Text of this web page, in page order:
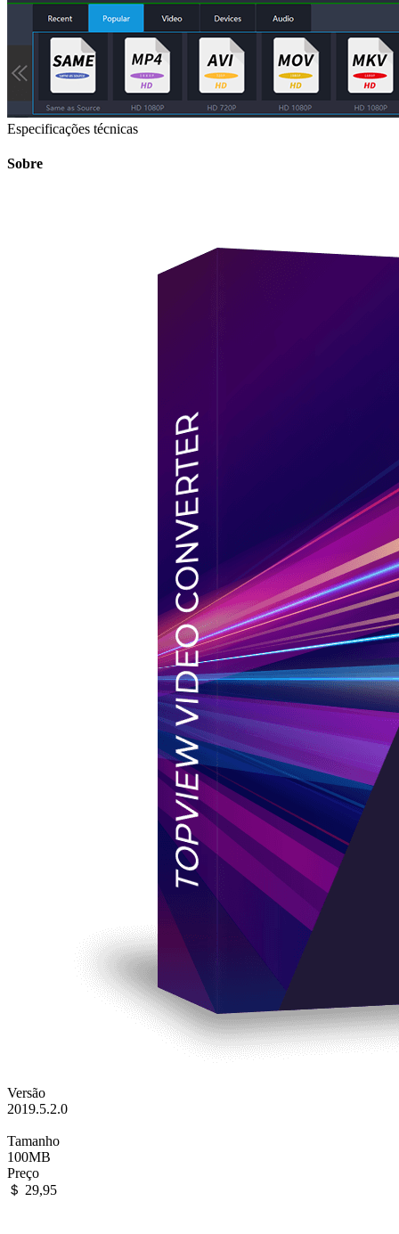
Especificações técnicas
Sobre
Versão
2019.5.2.0
Tamanho
100MB
Preço
＄ 29,95